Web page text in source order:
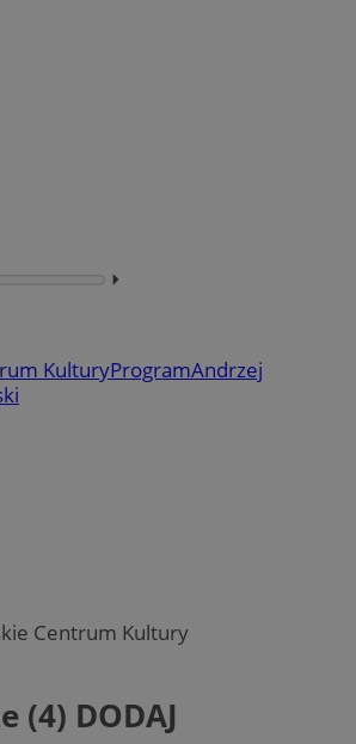
⏵︎
KulturyProgramAndrzej
Centrum Kultury
(4) DODAJ